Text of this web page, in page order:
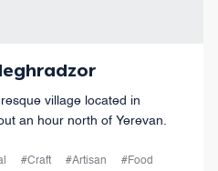
village located in
an hour north of Yerevan.
#Craft #Artisan
#Food